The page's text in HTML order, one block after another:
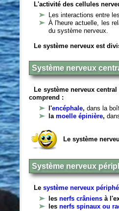
L'activité des cellules
Les interactions entre
À l'heure actuelle, les
du système nerveux.
Le système nerveux est
Système nerveux
Le système nerveux
comprend :
l'encéphale,dans la
lamoelle épinière,
Le système
Système nerveux
Lesystème nerveux
lesnerfs crâniens à
lesnerfs spinaux ou